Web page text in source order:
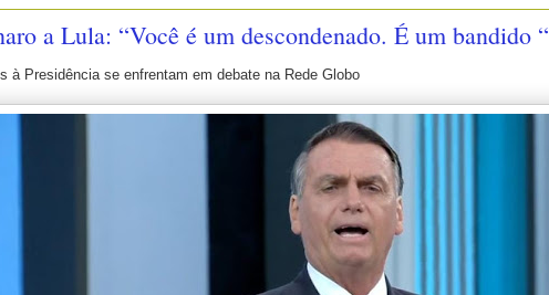
a Lula: “Você é um descondenado. É um bandido “
à Presidência se enfrentam em debate na Rede Globo